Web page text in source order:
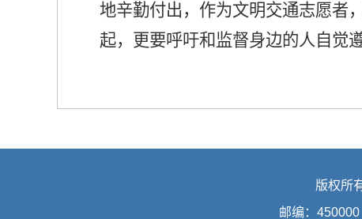
地辛勤付出，作为文明交通志愿者
起，更要呼吁和监督身边的人自觉
版权所
邮编：